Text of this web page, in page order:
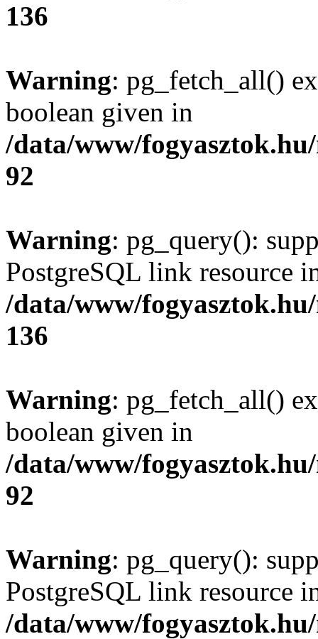
136
Warning: pg_fetch_all()
boolean given in
/data/www/
92
Warning: pg_query():
PostgreSQL link resource
/data/www/
136
Warning: pg_fetch_all()
boolean given in
/data/www/
92
Warning: pg_query():
PostgreSQL link resource
/data/www/